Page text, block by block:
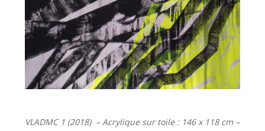
VLADMC 1 (2018) – Acrylique sur toile : 146 x 118 cm –